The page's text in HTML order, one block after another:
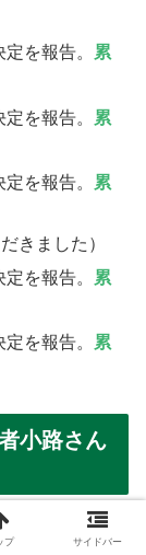
を報告。
累
を報告。
累
を報告。
累
きました）
を報告。
累
を報告。
累
小路さん
プ サイドバー